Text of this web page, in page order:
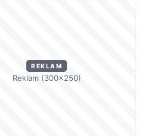
REKLAM
Reklam (300×250)